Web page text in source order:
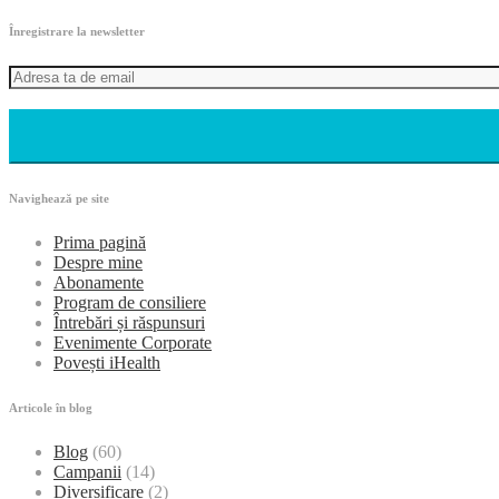
Înregistrare la newsletter
Navighează pe site
Prima pagină
Despre mine
Abonamente
Program de consiliere
Întrebări și răspunsuri
Evenimente Corporate
Povești iHealth
Articole în blog
Blog (60)
Campanii (14)
Diversificare (2)